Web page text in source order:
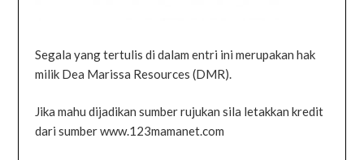
Segala yang tertulis di dalam entri ini merupakan hak
milik Dea Marissa Resources (DMR).
Jika mahu dijadikan sumber rujukan sila letakkan kredit
dari sumber www.123mamanet.com